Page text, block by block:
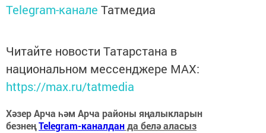
Telegram-канале Татмедиа
Читайте новости Татарстана в
национальном мессенджере MАХ:
https://max.ru/tatmedia
Хәзер Арча һәм Арча районы яңалыкларын
безнеңTelegram-каналданда белә аласыз